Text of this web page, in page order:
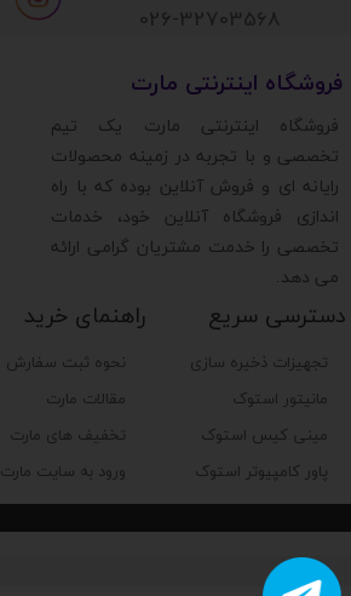
تجهیزات ذخیره سازی
مانیتور استوک
مینی کیس استوک
پاور کامپیوتر استوک
دسترسی سریع راهنمای خرید
نحوه ثبت سفارش
مقالات مارت
تخفیف های مارت
ورود به سایت مارت
​فروشگاه اینترنتی مارت
​فروشگاه اینترنتی مارت یک تیم
تخصصی و با تجربه در زمینه محصولات
رایانه ای و فروش آنلاین بوده که با راه
اندازی فروشگاه آنلاین خود، خدمات
تخصصی را خدمت مشتریان گرامی ارائه
می دهد.
026-32703568